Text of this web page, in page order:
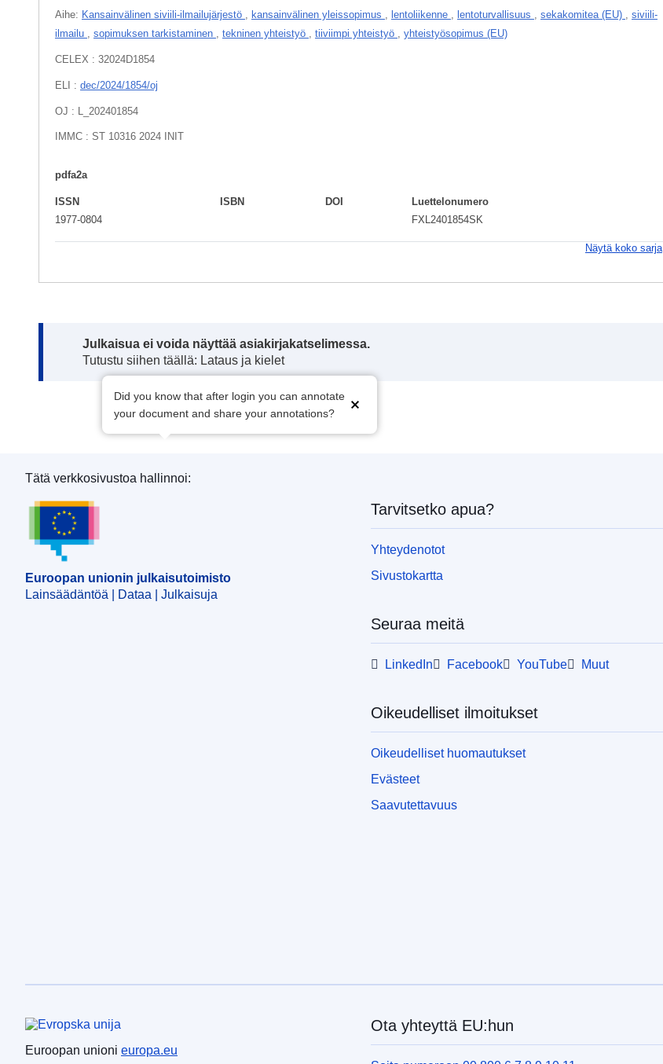
Aihe: Kansainvälinen siviili-ilmailujärjestö , kansainvälinen yleissopimus , lentoliikenne , lentoturvallisuus , sekakomitea (EU) , siviili-
ilmailu , sopimuksen tarkistaminen , tekninen yhteistyö , tiiviimpi yhteistyö , yhteistyösopimus (EU)
CELEX : 32024D1854
ELI : dec/2024/1854/oj
OJ : L_202401854
IMMC : ST 10316 2024 INIT
pdfa2a
ISSN
1977-0804
ISBN DOI
Luettelonumero
FXL2401854SK
Näytä koko sarja
Note:
Julkaisua ei voida näyttää asiakirjakatselimessa.
Tutustu siihen täällä: Lataus ja kielet
Did you know that after login you can annotate
your document and share your annotations?
Euroopan unionin julkaisutoimisto
Tätä verkkosivustoa hallinnoi:
Euroopan unionin julkaisutoimisto
Lainsäädäntöä | Dataa | Julkaisuja
Tarvitsetko apua?
Yhteydenotot
Sivustokartta
Seuraa meitä
LinkedIn Facebook YouTube Muut
Oikeudelliset ilmoitukset
Oikeudelliset huomautukset
Evästeet
Saavutettavuus
Euroopan unioni
Euroopan unioni europa.eu
Ota yhteyttä EU:hun